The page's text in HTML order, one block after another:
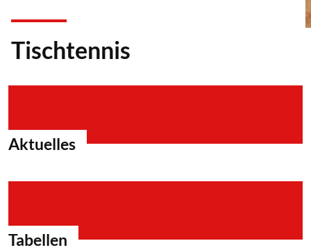
BOGENSCHIESSEN
Tischtennis
Aktuelles
Tabellen